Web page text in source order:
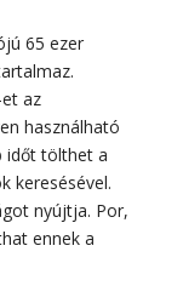
65 ezer
az
használható
időt tölthet a
keresésével.
nyújtja. Por,
ennek a